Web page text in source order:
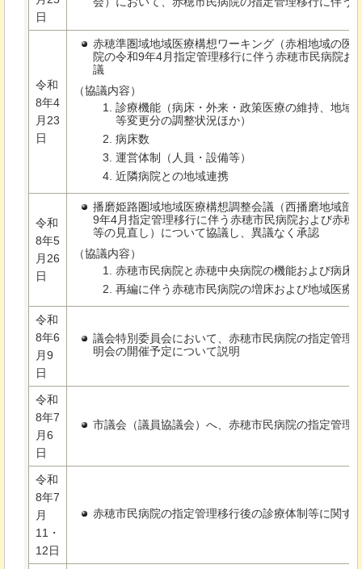
日
令和
8年4
月23
日
赤穂準圏域地域医療構想ワーキング（赤相地域の医
院の令和9年4月指定管理移行に伴う赤穂市民病院お
議
（協議内容）
診療機能（病床・外来・政策医療の維持、地域
等変更分の調整状況ほか）
病床数
運営体制（人員・設備等）
近隣病院との地域連携
令和
8年5
月26
日
播磨姫路圏域地域医療構想調整会議（西播磨地域部
9年4月指定管理移行に伴う赤穂市民病院および赤穂
等の見直し）について協議し、異議なく承認
（協議内容）
赤穂市民病院と赤穂中央病院の機能および病床
再編に伴う赤穂市民病院の増床および地域医療
令和
8年6
月9
日
議会特別委員会において、赤穂市民病院の指定管理
明会の開催予定について説明
令和
8年7
月6
日
市議会（議員協議会）へ、赤穂市民病院の指定管理
令和
8年7
月
11・
12日
赤穂市民病院の指定管理移行後の診療体制等に関す